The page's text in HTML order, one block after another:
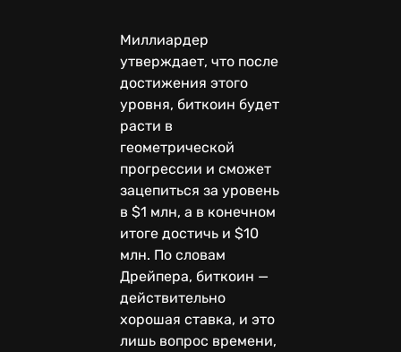
Миллиардер
утверждает, что после
достижения этого
уровня, биткоин будет
расти в
геометрической
прогрессии и сможет
зацепиться за уровень
в $1 млн, а в конечном
итоге достичь и $10
млн. По словам
Дрейпера, биткоин —
действительно
хорошая ставка, и это
лишь вопрос времени,